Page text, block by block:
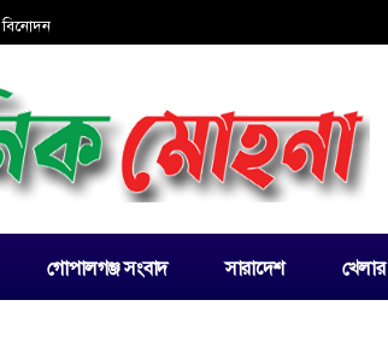
বিনোদন
গোপালগঞ্জ সংবাদ সারাদেশ